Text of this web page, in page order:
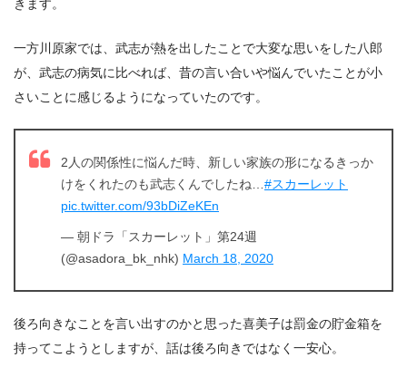
きます。
一方川原家では、武志が熱を出したことで大変な思いをした八郎
が、武志の病気に比べれば、昔の言い合いや悩んでいたことが小
さいことに感じるようになっていたのです。
2人の関係性に悩んだ時、新しい家族の形になるきっか
けをくれたのも武志くんでしたね…#スカーレット
pic.twitter.com/93bDiZeKEn
— 朝ドラ「スカーレット」第24週
(@asadora_bk_nhk) March 18, 2020
後ろ向きなことを言い出すのかと思った喜美子は罰金の貯金箱を
持ってこようとしますが、話は後ろ向きではなく一安心。